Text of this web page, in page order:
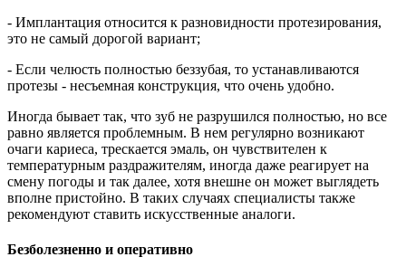
- Имплантация относится к разновидности протезирования,
это не самый дорогой вариант;
- Если челюсть полностью беззубая, то устанавливаются
протезы - несъемная конструкция, что очень удобно.
Иногда бывает так, что зуб не разрушился полностью, но все
равно является проблемным. В нем регулярно возникают
очаги кариеса, трескается эмаль, он чувствителен к
температурным раздражителям, иногда даже реагирует на
смену погоды и так далее, хотя внешне он может выглядеть
вполне пристойно. В таких случаях специалисты также
рекомендуют ставить искусственные аналоги.
Безболезненно и оперативно